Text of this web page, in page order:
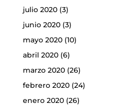
julio 2020(3)
junio 2020(3)
mayo 2020(10)
abril 2020(6)
marzo 2020(26)
febrero 2020(24)
enero 2020(26)